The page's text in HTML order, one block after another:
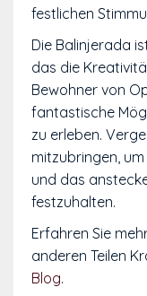
festlichen
Die Balinjerada
das die
Bewohner von
fantastische
zu erleben.
mitzubringen,
und das
festzuhalten.
Erfahren Sie
anderen Teilen
Blog.